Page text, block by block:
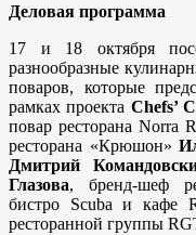
Деловая программа
17 и 18 октября
разнообразные
поваров, которые
рамках проекта Chefs’
повар ресторана Norra
ресторана «Крюшон»
Дмитрий
Глазова, бренд-шеф
бистро Scuba и кафе
ресторанной группы